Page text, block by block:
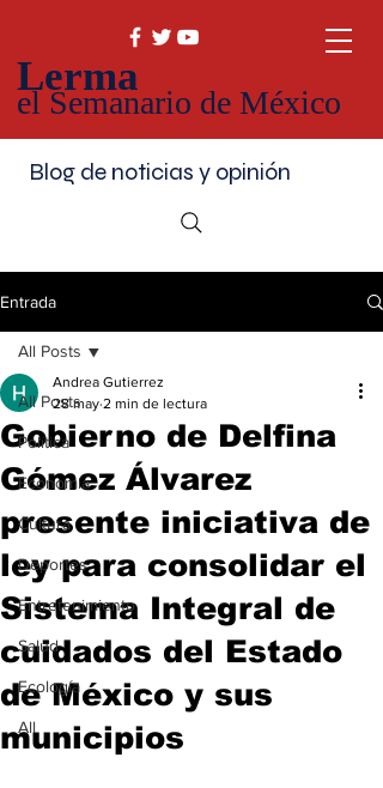
Lerma
el Semanario de México
Blog de noticias y opinión
Entrada
All Posts
Política
Economía
Cultura
Deportes
Entretenimiento
Salud
Ecología
All
All Posts
Gobierno de Delfina
Gómez Álvarez
presente iniciativa de
ley para consolidar el
Sistema Integral de
cuidados del Estado
de México y sus
municipios
Andrea Gutierrez
28 may 2 min de lectura